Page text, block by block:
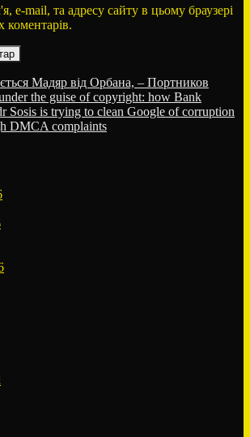
e-mail, та адресу сайту в цьому браузері
коментарів.
Мадяр від Орбана, – Портников
the guise of copyright: how Bank
Sosis is trying to clean Google of corruption
DMCA complaints